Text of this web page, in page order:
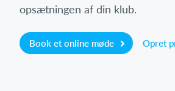
opsætningen af din klub.
Book et online møde Opret